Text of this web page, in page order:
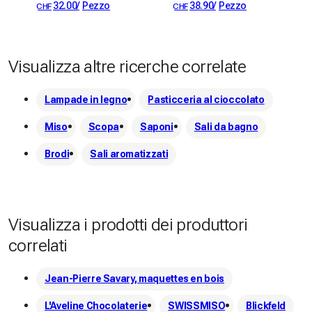
e i nostri clienti possiamo essere orgogliosi.
CHF 32.00/ Pezzo CHF 38.90/ Pezzo
Visualizza altre ricerche correlate
Lampade in legno Pasticceria al cioccolato
Miso Scopa Saponi Sali da bagno
Brodi Sali aromatizzati
Visualizza i prodotti dei produttori
correlati
Jean-Pierre Savary, maquettes en bois
L'Aveline Chocolaterie SWISSMISO Blickfeld